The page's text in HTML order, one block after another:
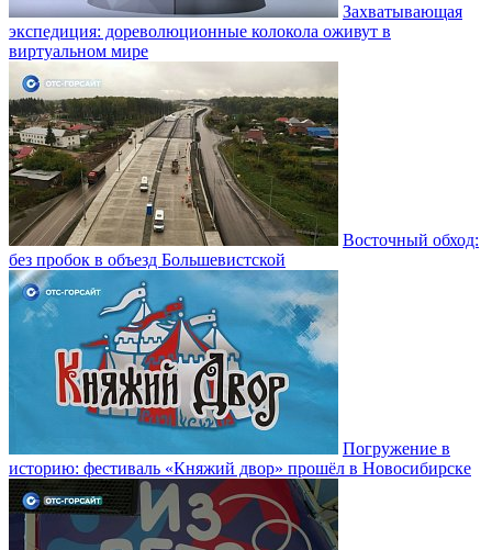
Захватывающая
экспедиция: дореволюционные колокола оживут в
виртуальном мире
Восточный обход:
без пробок в объезд Большевистской
Погружение в
историю: фестиваль «Княжий двор» прошёл в Новосибирске